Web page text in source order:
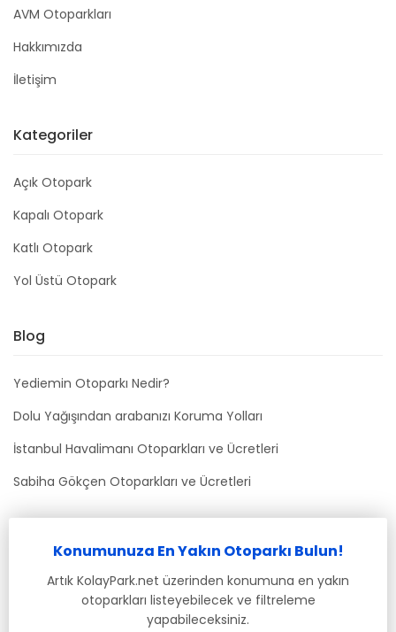
AVM Otoparkları
Hakkımızda
İletişim
Kategoriler
Açık Otopark
Kapalı Otopark
Katlı Otopark
Yol Üstü Otopark
Blog
Yediemin Otoparkı Nedir?
Dolu Yağışından arabanızı Koruma Yolları
İstanbul Havalimanı Otoparkları ve Ücretleri
Sabiha Gökçen Otoparkları ve Ücretleri
Konumunuza En Yakın Otoparkı Bulun!
Artık KolayPark.net üzerinden konumuna en yakın
otoparkları listeyebilecek ve filtreleme
yapabileceksiniz.